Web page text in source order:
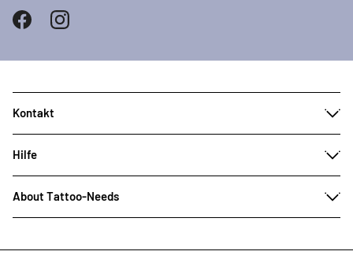
Kontakt
Hilfe
About Tattoo-Needs